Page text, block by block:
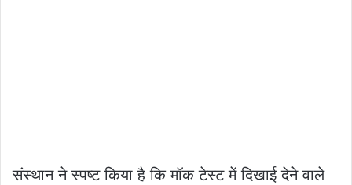
संस्थान ने स्पष्ट किया है कि मॉक टेस्ट में दिखाई देने वाले